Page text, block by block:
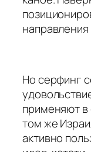
Но серфинг
применяют в
том же
активно